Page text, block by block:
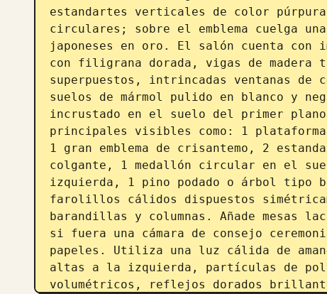
estandartes verticales de color púrpura
circulares; sobre el emblema cuelga
japoneses en oro. El salón cuenta con
con filigrana dorada, vigas de madera
superpuestos, intrincadas ventanas
suelos de mármol pulido en blanco y
incrustado en el suelo del primer
principales visibles como: 1
1 gran emblema de crisantemo, 2
colgante, 1 medallón circular en el
izquierda, 1 pino podado o árbol tipo
farolillos cálidos dispuestos
barandillas y columnas. Añade mesas
si fuera una cámara de consejo
papeles. Utiliza una luz cálida de
altas a la izquierda, partículas de
volumétricos, reflejos dorados